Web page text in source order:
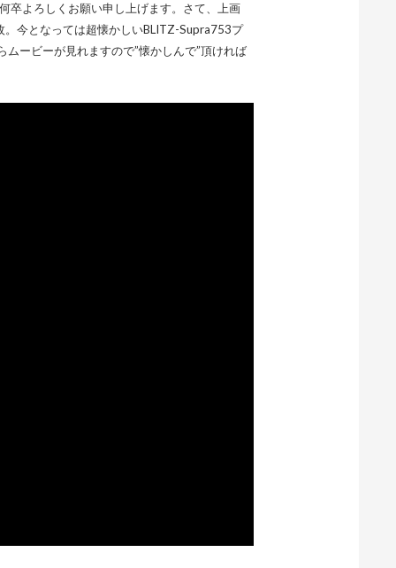
卒よろしくお願い申し上げます。さて、上画
。今となっては超懐かしいBLITZ-Supra753プ
ービーが見れますので”懐かしんで”頂ければ